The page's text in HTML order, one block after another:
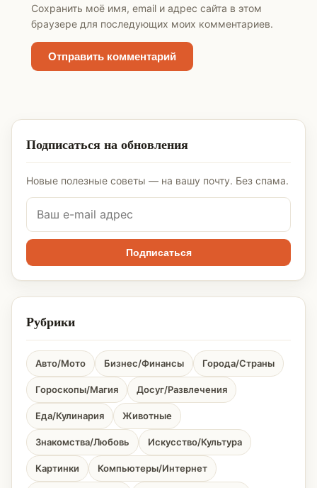
Сохранить моё имя, email и адрес сайта в этом
браузере для последующих моих комментариев.
Подписаться на обновления
Новые полезные советы — на вашу почту. Без спама.
Подписаться
Рубрики
Авто/Мото Бизнес/Финансы Города/Страны
Гороскопы/Магия Досуг/Развлечения
Еда/Кулинария Животные
Знакомства/Любовь Искусство/Культура
Картинки Компьютеры/Интернет